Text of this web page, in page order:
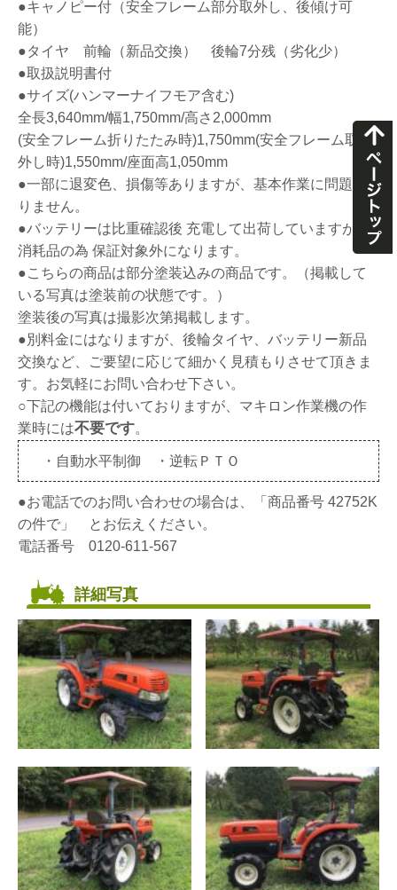
●キャノピー付（安全フレーム部分取外し、後傾け可
能）
●タイヤ 前輪（新品交換） 後輪7分残（劣化少）
●取扱説明書付
●サイズ(ハンマーナイフモア含む)
全長3,640mm/幅1,750mm/高さ2,000mm
(安全フレーム折りたたみ時)1,750mm(安全フレーム取り
外し時)1,550mm/座面高1,050mm
●一部に退変色、損傷等ありますが、基本作業に問題あ
りません。
●バッテリーは比重確認後 充電して出荷していますが、
消耗品の為 保証対象外になります。
●こちらの商品は部分塗装込みの商品です。（掲載して
いる写真は塗装前の状態です。）
塗装後の写真は撮影次第掲載します。
●別料金にはなりますが、後輪タイヤ、バッテリー新品
交換など、ご要望に応じて細かく見積もりさせて頂きま
す。お気軽にお問い合わせ下さい。
○下記の機能は付いておりますが、マキロン作業機の作
業時には不要です。
・自動水平制御 ・逆転ＰＴＯ
●お電話でのお問い合わせの場合は、「商品番号 42752K
の件で」 とお伝えください。
電話番号 0120-611-567
詳細写真